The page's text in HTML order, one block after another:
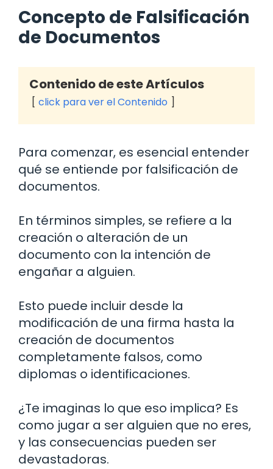
Concepto de Falsificación
de Documentos
Contenido de este Artículos
click para ver el Contenido
Para comenzar, es esencial entender
qué se entiende por falsificación de
documentos.
En términos simples, se refiere a la
creación o alteración de un
documento con la intención de
engañar a alguien.
Esto puede incluir desde la
modificación de una firma hasta la
creación de documentos
completamente falsos, como
diplomas o identificaciones.
¿Te imaginas lo que eso implica? Es
como jugar a ser alguien que no eres,
y las consecuencias pueden ser
devastadoras.